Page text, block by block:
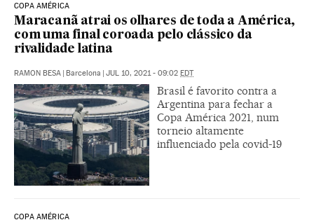
COPA AMÉRICA
Maracanã atrai os olhares de toda a América,
com uma final coroada pelo clássico da
rivalidade latina
RAMON BESA | Barcelona | JUL 10, 2021 - 09:02 EDT
Brasil é favorito contra a
Argentina para fechar a
Copa América 2021, num
torneio altamente
influenciado pela covid-19
COPA AMÉRICA